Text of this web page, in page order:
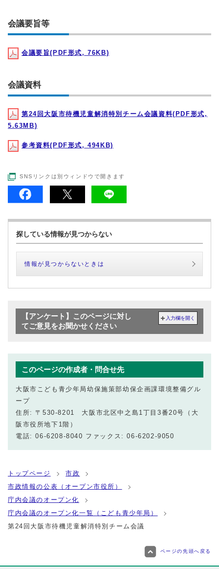
会議要旨等
会議要旨(PDF形式, 76KB)
会議資料
第24回大阪市待機児童解消特別チーム会議資料(PDF形式,
5.63MB)
参考資料(PDF形式, 494KB)
SNSリンクは別ウィンドウで開きます
探している情報が見つからない
情報が見つからないときは
【アンケート】このページに対し
てご意見をお聞かせください
入力欄を開く
このページの作成者・問合せ先
大阪市こども青少年局幼保施策部幼保企画課環境整備グル
ープ
住所: 〒530-8201 大阪市北区中之島1丁目3番20号（大
阪市役所地下1階）
電話: 06-6208-8040 ファックス: 06-6202-9050
トップページ
市政
市政情報の公表（オープン市役所）
庁内会議のオープン化
庁内会議のオープン化一覧（こども青少年局）
第24回大阪市待機児童解消特別チーム会議
ページの先頭へ戻る